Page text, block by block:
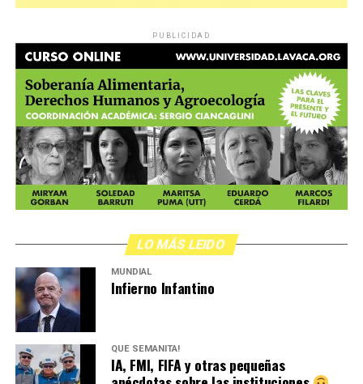
PUBLICIDAD
LO MÁS LEIDO
MUNDIAL
Infierno Infantino
QUÉ SEMANITA!
IA, FMI, FIFA y otras pequeñas